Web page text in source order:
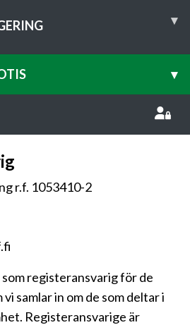
▾
▾
r.f. 1053410-2
registeransvarig för de
samlar in om de som deltar i
Registeransvarige är